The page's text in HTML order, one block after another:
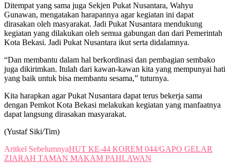
Ditempat yang sama juga Sekjen Pukat Nusantara, Wahyu
Gunawan, mengatakan harapannya agar kegiatan ini dapat
dirasakan oleh masyarakat. Jadi Pukat Nusantara mendukung
kegiatan yang dilakukan oleh semua gabungan dan dari Pemerintah
Kota Bekasi. Jadi Pukat Nusantara ikut serta didalamnya.
“Dan membantu dalam hal berkordinasi dan pembagian sembako
juga dikirimkan. Itulah dari kawan-kawan kita yang mempunyai hati
yang baik untuk bisa membantu sesama,” tuturnya.
Kita harapkan agar Pukat Nusantara dapat terus bekerja sama
dengan Pemkot Kota Bekasi melakukan kegiatan yang manfaatnya
dapat langsung dirasakan masyarakat.
(Yustaf Siki/Tim)
Aritkel SebelumnyaHUT KE-44 KOREM 044/GAPO GELAR
ZIARAH TAMAN MAKAM PAHLAWAN